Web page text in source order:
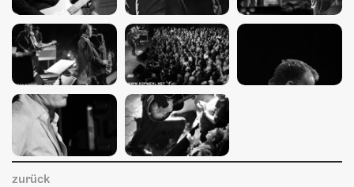
GÖNNEREI
SHOP
MITMACHEN
zurück